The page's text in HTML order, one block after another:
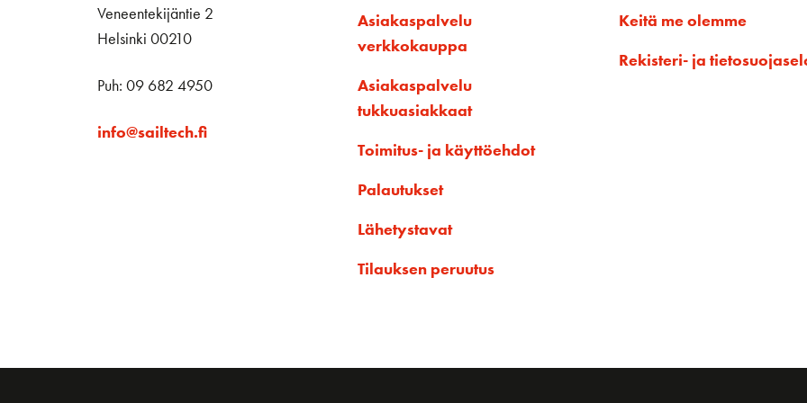
Veneentekijäntie 2
Helsinki 00210
Puh: 09 682 4950
info@sailtech.fi
Asiakaspalvelu
verkkokauppa
Asiakaspalvelu
tukkuasiakkaat
Toimitus- ja käyttöehdot
Palautukset
Lähetystavat
Tilauksen peruutus
Keitä me olemme
Rekisteri- ja